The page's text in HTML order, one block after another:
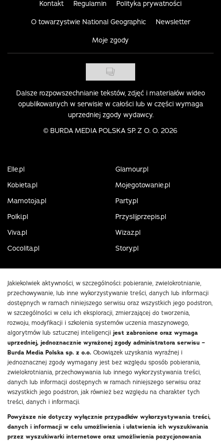
Kontakt Regulamin Polityka prywatności
O towarzystwie National Geographic Newsletter
Moje zgody
Dalsze rozpowszechnianie tekstów, zdjęć i materiałów wideo
opublikowanych w serwisie w całości lub w części wymaga
uprzedniej zgody wydawcy.
© BURDA MEDIA POLSKA SP. Z O. O. 2026
Elle.pl
Glamour.pl
Kobieta.pl
Mojegotowanie.pl
Mamotoja.pl
Party.pl
Polki.pl
Przyslijprzepis.pl
Viva.pl
Wizaz.pl
Cocolita.pl
Story.pl
Jakiekolwiek aktywności, w szczególności: pobieranie, zwielokrotnianie,
przechowywanie, lub inne wykorzystywanie treści, danych lub informacji
dostępnych w ramach niniejszego serwisu oraz wszystkich jego podstron,
w szczególności w celu ich eksploracji, zmierzającej do tworzenia,
rozwoju, modyfikacji i szkolenia systemów uczenia maszynowego,
algorytmów lub sztucznej inteligencji jest zabronione oraz wymaga
uprzedniej, jednoznacznie wyrażonej zgody administratora serwisu –
Burda Media Polska sp. z o.o. Obowiązek uzyskania wyraźnej i
jednoznacznej zgody wymagany jest bez względu sposób pobierania,
zwielokrotniania, przechowywania lub innego wykorzystywania treści,
danych lub informacji dostępnych w ramach niniejszego serwisu oraz
wszystkich jego podstron, jak również bez względu na charakter tych
treści, danych i informacji.
Powyższe nie dotyczy wyłącznie przypadków wykorzystywania treści,
danych i informacji w celu umożliwienia i ułatwienia ich wyszukiwania
przez wyszukiwarki internetowe oraz umożliwienia pozycjonowania